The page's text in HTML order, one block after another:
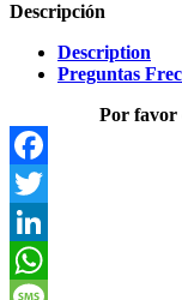
Descripción
Description
Preguntas
Por favor